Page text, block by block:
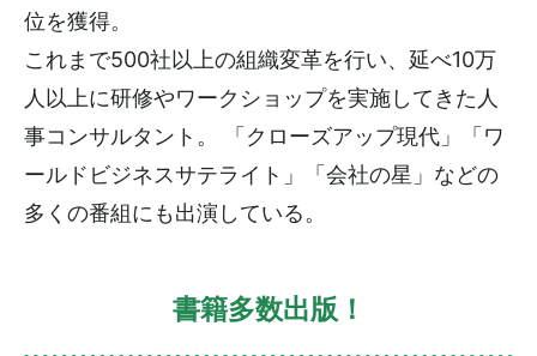
位を獲得。
これまで500社以上の組織変革を行い、延べ10万
人以上に研修やワークショップを実施してきた人
事コンサルタント。 「クローズアップ現代」「ワ
ールドビジネスサテライト」「会社の星」などの
多くの番組にも出演している。
書籍多数出版！